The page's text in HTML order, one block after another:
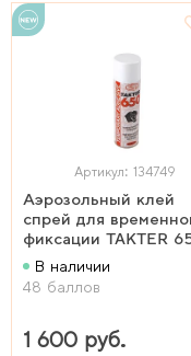
Артикул: 134749
Аэрозольный клей
спрей для
фиксации TAKTER
(500 мл)
В наличии
48 баллов
1 600 руб.